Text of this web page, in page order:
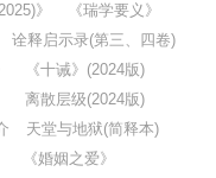
》
《瑞学要义》
诠释启示录(第三、四卷)
《十诫》(2024版)
离散层级(2024版)
天堂与地狱(简释本)
《婚姻之爱》